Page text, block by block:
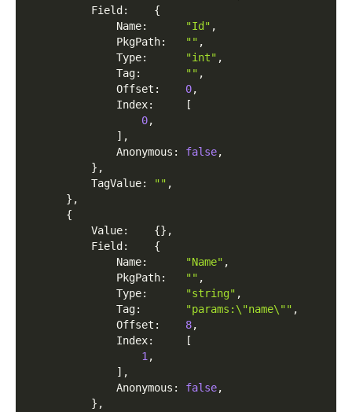
          Field
:
{
              Name
: "Id" ,
              PkgPath
: "" ,
              Type
: "int" ,
              Tag
: "" ,
              Offset
: 0,
              Index
:
[
0,
] ,
              Anonymous
: false,
} ,
          TagValue
: "" ,
} ,
{
          Value
: {} ,
          Field
:
{
              Name
: "Name" ,
              PkgPath
: "" ,
              Type
: "string" ,
              Tag
: "params:\"name\"" ,
              Offset
: 8,
              Index
:
[
1,
] ,
              Anonymous
: false,
} ,